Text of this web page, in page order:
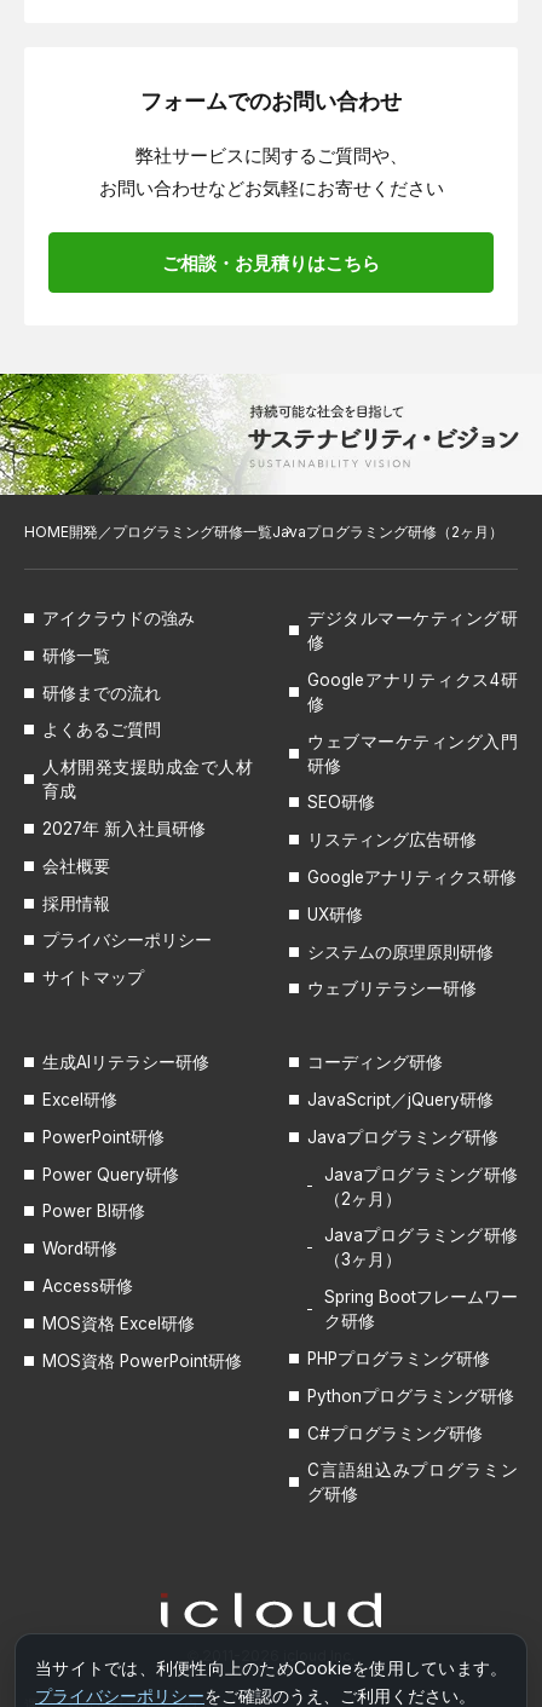
フォームでのお問い合わせ
弊社サービスに関するご質問や、
お問い合わせなどお気軽にお寄せください
ご相談・お見積りはこちら
HOME開発／プログラミング研修一覧Javaプログラミング研修（2ヶ月）
アイクラウドの強み
研修一覧
研修までの流れ
よくあるご質問
人材開発支援助成金で人材
育成
2027年 新入社員研修
会社概要
採用情報
プライバシーポリシー
サイトマップ
デジタルマーケティング研
修
Googleアナリティクス4研
修
ウェブマーケティング入門
研修
SEO研修
リスティング広告研修
Googleアナリティクス研修
UX研修
システムの原理原則研修
ウェブリテラシー研修
生成AIリテラシー研修
Excel研修
PowerPoint研修
Power Query研修
Power BI研修
Word研修
Access研修
MOS資格 Excel研修
MOS資格 PowerPoint研修
コーディング研修
JavaScript／jQuery研修
Javaプログラミング研修
Javaプログラミング研修
（2ヶ月）
Javaプログラミング研修
（3ヶ月）
Spring Bootフレームワー
ク研修
PHPプログラミング研修
Pythonプログラミング研修
C#プログラミング研修
C言語組込みプログラミン
グ研修
© 2011-2026 icloud Inc.
当サイトでは、利便性向上のためCookieを使用しています。
プライバシーポリシーをご確認のうえ、ご利用ください。